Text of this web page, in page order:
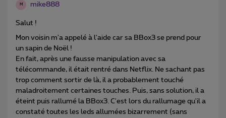
M mike888
Salut !
Mon voisin m'a appelé à l'aide car sa BBox3 se prend pour
un sapin de Noël !
En fait, après une fausse manipulation avec sa
télécommande, il était rentré dans Netflix. Ne sachant pas
trop comment sortir de là, il a probablement touché
maladroitement certaines touches. Puis, sans solution, il a
éteint puis rallumé la BBox3. C'est lors du rallumage qu'il a
constaté toutes les leds allumées bizarrement (sans